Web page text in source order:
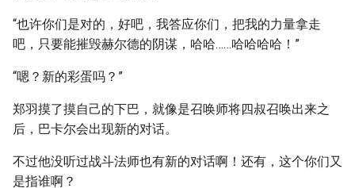
“也许你们是对的，好吧，我答应你们，把我的力量拿走
吧，只要能摧毁赫尔德的阴谋，哈哈……哈哈哈哈！”
“嗯？新的彩蛋吗？”
郑羽摸了摸自己的下巴，就像是召唤师将四叔召唤出来之
后，巴卡尔会出现新的对话。
不过他没听过战斗法师也有新的对话啊！还有，这个你们又
是指谁啊？